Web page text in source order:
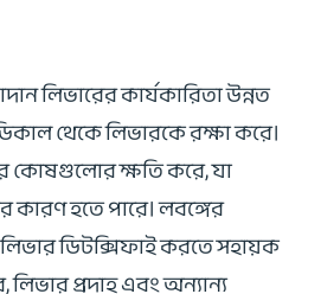
লিভারের কার্যকারিতা উন্নত
থেকে লিভারকে রক্ষা করে।
কোষগুলোর ক্ষতি করে, যা
কারণ হতে পারে। লবঙ্গের
ডিটক্সিফাই করতে সহায়ক
লিভার প্রদাহ এবং অন্যান্য